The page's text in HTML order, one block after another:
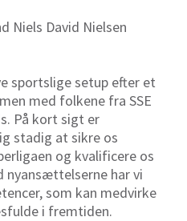
Niels David Nielsen
sportslige setup efter et
med folkene fra SSE
På kort sigt er
stadig at sikre os
og kvalificere os
nyansættelserne har vi
som kan medvirke
i fremtiden.